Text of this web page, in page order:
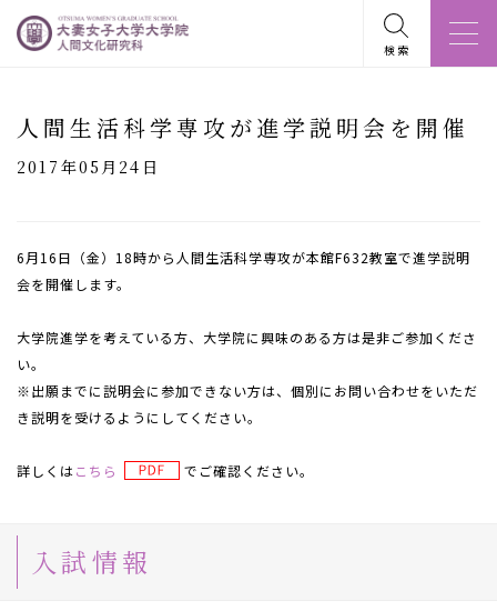
検索
人間生活科学専攻が進学説明会を開催
2017年05月24日
6月16日（金）18時から人間生活科学専攻が本館F632教室で進学説明
会を開催します。
大学院進学を考えている方、大学院に興味のある方は是非ご参加くださ
い。
※出願までに説明会に参加できない方は、個別にお問い合わせをいただ
き説明を受けるようにしてください。
詳しくはこちら でご確認ください。
入試情報